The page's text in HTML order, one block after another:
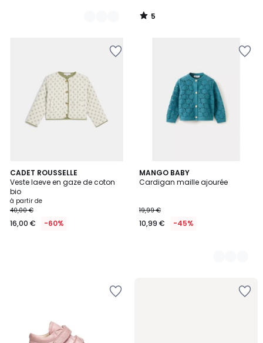
5
/
CADET ROUSSELLE
Veste laeve en gaze de coton
bio
à partir de
40,00 €
16,00 € -60%
MANGO BABY
Cardigan maille ajourée
19,99 €
10,99 € -45%
2
Couleurs